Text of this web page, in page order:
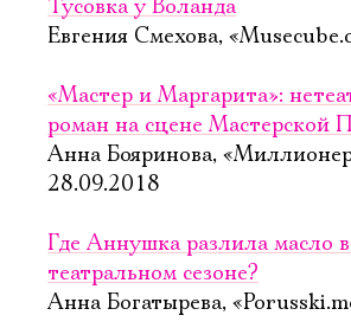
Тусовка у Воланда
Евгения Смехова,
«Мастер и Маргарита»:
роман на сцене Мастерской
Анна Бояринова,
28.09.2018
Где Аннушка разлила масло
театральном сезоне?
Анна Богатырева,